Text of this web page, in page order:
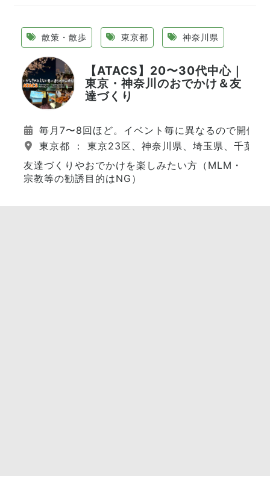
散策・散歩 東京都 神奈川県
【ATACS】20〜30代中心｜
東京・神奈川のおでかけ＆友
達づくり
毎月7〜8回ほど。イベント毎に異なるので開催
東京都 ： 東京23区、神奈川県、埼玉県、千葉県
友達づくりやおでかけを楽しみたい方（MLM・
宗教等の勧誘目的はNG）